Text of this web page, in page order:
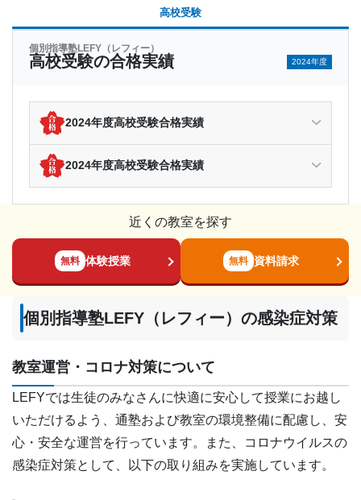
高校受験
個別指導塾LEFY（レフィー）
高校受験の合格実績 2024年度
2024年度高校受験合格実績
2024年度高校受験合格実績
近くの教室を探す
無料 体験授業 無料 資料請求
個別指導塾LEFY（レフィー）の感染症対策
教室運営・コロナ対策について
LEFYでは生徒のみなさんに快適に安心して授業にお越し
いただけるよう、通塾および教室の環境整備に配慮し、安
心・安全な運営を行っています。また、コロナウイルスの
感染症対策として、以下の取り組みを実施しています。